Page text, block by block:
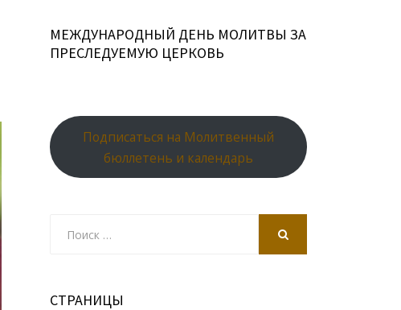
МЕЖДУНАРОДНЫЙ ДЕНЬ МОЛИТВЫ ЗА
ПРЕСЛЕДУЕМУЮ ЦЕРКОВЬ
Подписаться на Молитвенный
бюллетень и календарь
СТРАНИЦЫ